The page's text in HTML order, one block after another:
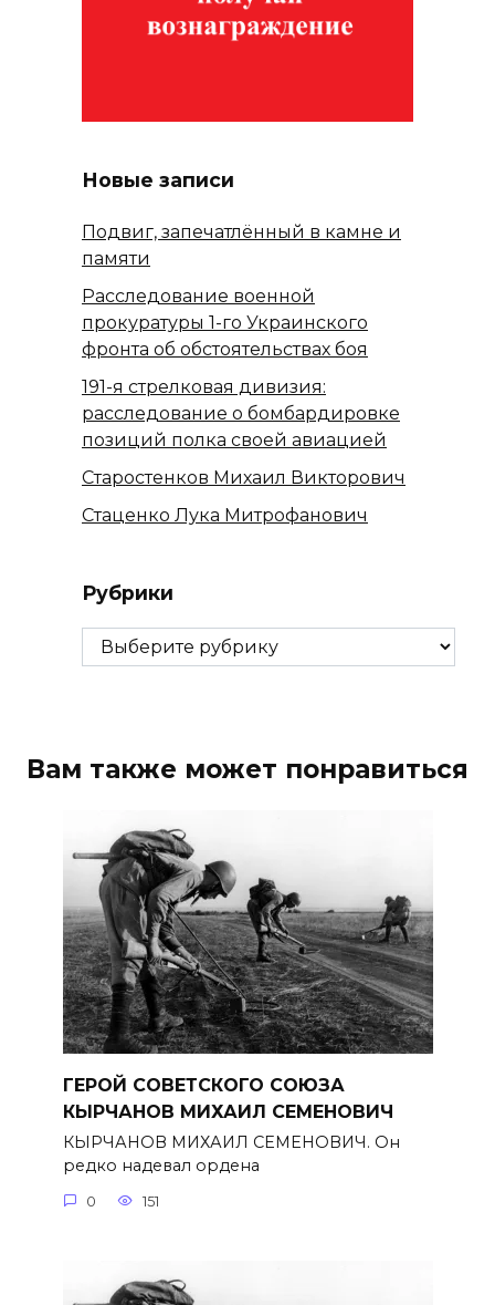
Новые записи
Подвиг, запечатлённый в камне и
памяти
Расследование военной
прокуратуры 1-го Украинского
фронта об обстоятельствах боя
191-я стрелковая дивизия:
расследование о бомбардировке
позиций полка своей авиацией
Старостенков Михаил Викторович
Стаценко Лука Митрофанович
Рубрики
Рубрики
Вам также может понравиться
ГЕРОЙ СОВЕТСКОГО СОЮЗА
КЫРЧАНОВ МИХАИЛ СЕМЕНОВИЧ
КЫРЧАНОВ МИХАИЛ СЕМЕНОВИЧ. Он
редко надевал ордена
0 151